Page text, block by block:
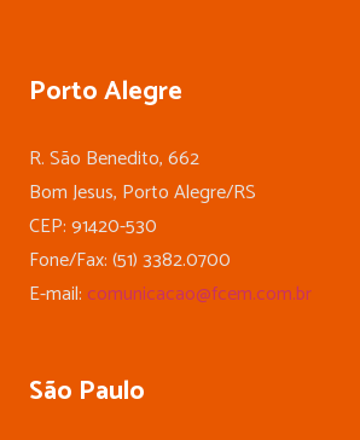
Porto Alegre
R. São Benedito, 662
Bom Jesus, Porto Alegre/RS
CEP: 91420-530
Fone/Fax: (51) 3382.0700
E-mail: comunicacao@fcem.com.br
São Paulo